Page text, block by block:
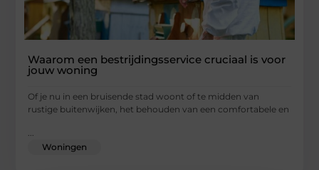
Waarom een bestrijdingsservice cruciaal is voor
jouw woning
Of je nu in een bruisende stad woont of te midden van
rustige buitenwijken, het behouden van een comfortabele en
Woningen